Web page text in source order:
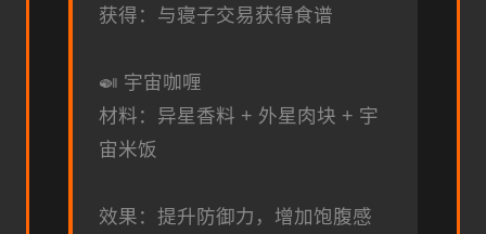
获得：与寝子交易获得食谱
🍛 宇宙咖喱
材料：异星香料 + 外星肉块 + 宇
宙米饭
效果：提升防御力，增加饱腹感